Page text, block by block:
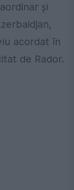
și
acordat în
de Rador.